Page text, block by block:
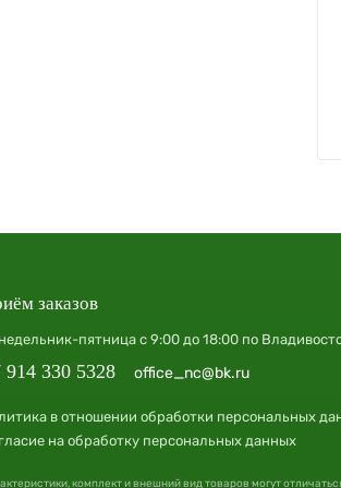
заказов
пятница с 9:00 до 18:00 по
914 330 5328 office_nc@bk.ru
в отношении обработки персональных
на обработку персональных данных
комплект и внешний вид товаров могут